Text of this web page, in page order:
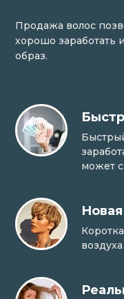
Продажа волос
хорошо заработать
образ.
может